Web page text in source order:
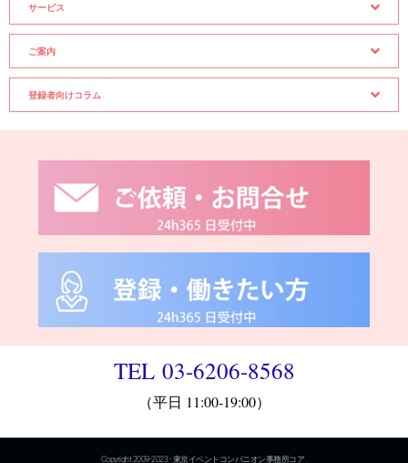
サービス
ご案内
登録者向けコラム
TEL 03-6206-8568
（平日 11:00-19:00）
Copyright 2009-2023 - 東京イベントコンパニオン事務所コア .